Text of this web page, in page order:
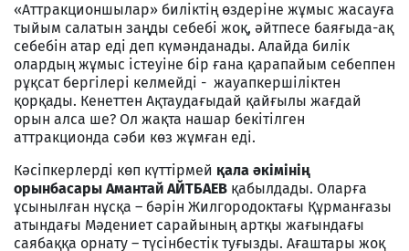
«Аттракционшылар» биліктің өздеріне жұмыс жасауға
тыйым салатын заңды себебі жоқ, әйтпесе баяғыда-ақ
себебін атар еді деп күмәнданады. Алайда билік
олардың жұмыс істеуіне бір ғана қарапайым себеппен
рұқсат бергілері келмейді - жауапкершіліктен
қорқады. Кенеттен Ақтаудағыдай қайғылы жағдай
орын алса ше? Ол жақта нашар бекітілген
аттракционда сәби көз жұмған еді.
Кәсіпкерлерді көп күттірмей қала әкімінің
орынбасары Амантай АЙТБАЕВ қабылдады. Оларға
ұсынылған нұсқа – бәрін Жилгородоктағы Құрманғазы
атындағы Мәдениет сарайының артқы жағындағы
саябаққа орнату – түсінбестік туғызды. Ағаштары жоқ